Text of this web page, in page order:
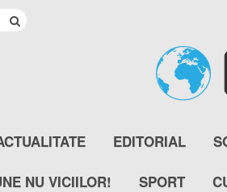
EDITORIAL
NU VICIILOR! SPORT